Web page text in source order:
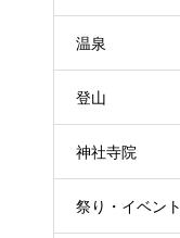
温泉
登山
神社寺院
祭り・イベント